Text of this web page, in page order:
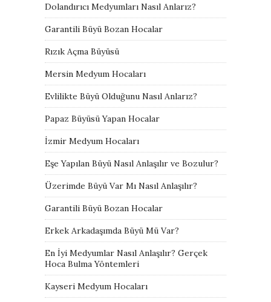
Dolandırıcı Medyumları Nasıl Anlarız?
Garantili Büyü Bozan Hocalar
Rızık Açma Büyüsü
Mersin Medyum Hocaları
Evlilikte Büyü Olduğunu Nasıl Anlarız?
Papaz Büyüsü Yapan Hocalar
İzmir Medyum Hocaları
Eşe Yapılan Büyü Nasıl Anlaşılır ve Bozulur?
Üzerimde Büyü Var Mı Nasıl Anlaşılır?
Garantili Büyü Bozan Hocalar
Erkek Arkadaşımda Büyü Mü Var?
En İyi Medyumlar Nasıl Anlaşılır? Gerçek
Hoca Bulma Yöntemleri
Kayseri Medyum Hocaları